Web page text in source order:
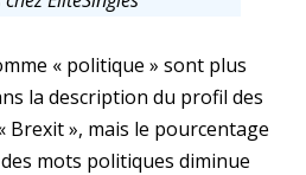
« politique » sont plus
la description du profil des
Brexit », mais le pourcentage
mots politiques diminue